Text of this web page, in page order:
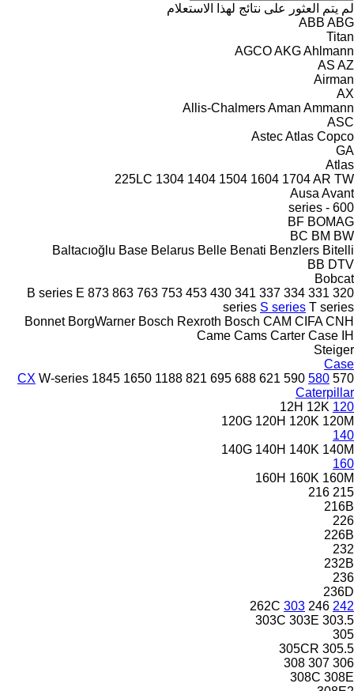
لم يتم العثور على نتائج لهذا الاستعلام
ABB ABG
Titan
AGCOAKGAhlmann
AS AZ
Airman
AX
Allis-ChalmersAman Ammann
ASC
AstecAtlas Copco
GA
Atlas
225LC 1304 1404 1504 1604 1704AR TW
Ausa Avant
600 - series
BF BOMAG
BC BM BW
Baltacıoğlu Base Belarus Belle Benati Benzlers Bitelli
BB DTV
Bobcat
320
331
334
337
341
430
453
753
763
863
873
B series E
series S series T series
Bonnet BorgWarner Bosch Rexroth Bosch CAM CIFA CNH
Came Cams Carter Case IH
Steiger
Case
570
580
590
621
688
695
821
1188
1650
1845
CX W-series
Caterpillar
12H 12K 120
120G 120H 120K 120M
140
140G 140H 140K 140M
160
160H 160K 160M
215
216
216B
226
226B
232
232B
236
236D
242
246
262C 303
303.5
303C 303E
305
305.5
305CR
306
307
308
308C 308E